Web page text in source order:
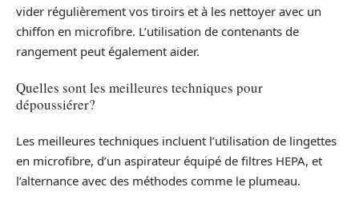
vider régulièrement vos tiroirs et à les nettoyer avec un
chiffon en microfibre. L’utilisation de contenants de
rangement peut également aider.
Quelles sont les meilleures techniques pour
dépoussiérer?
Les meilleures techniques incluent l’utilisation de lingettes
en microfibre, d’un aspirateur équipé de filtres HEPA, et
l’alternance avec des méthodes comme le plumeau.